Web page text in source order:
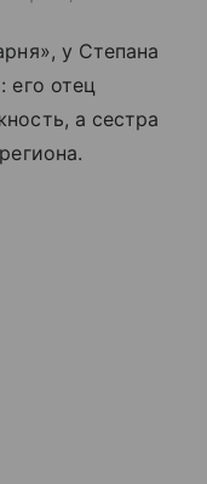
у Степана
его отец
а сестра